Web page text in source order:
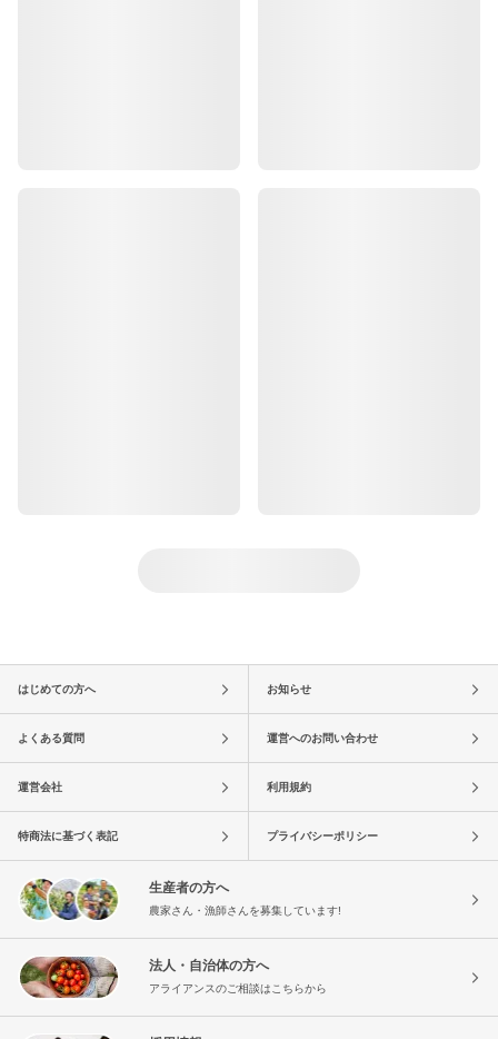
はじめての方へ お知らせ
よくある質問 運営へのお問い合わせ
運営会社 利用規約
特商法に基づく表記 プライバシーポリシー
生産者の方へ
農家さん・漁師さんを募集しています!
法人・自治体の方へ
アライアンスのご相談はこちらから